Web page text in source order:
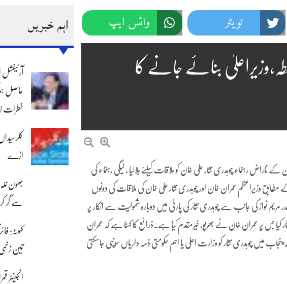
اہم خبریں
آرٹیفشل
خطرات
اڑے
بھون
سے گر
کہوٹہ:
تین
انجینئر
ٹویٹر واٹس ایپ
بنائے جانے کا
چوہدری نثار علی خان کو ملاقات کیلئے بلالیا ، لیگی رہنماء کی
مطابق وزیراعظم عمران خان اور چوہدری نثار علی خان کی ملاقات کی دونوں
نواز کی جانب سے چوہدری نثار کی پارٹی میں دوبارہ شمولیت سے انکار پر
جس پر عمران خان نے بھرپور خیرمقدم کیا ہے۔ذرائع کا کہنا ہے کہ عمران
میں چوہدری نثار کو وزارت اعلیٰ یا اہم حکومتی ذمہ داریاں سونپی جاسکتی